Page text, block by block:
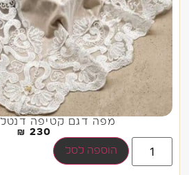
מפה דגם קטיפה דנטל 2.5 מטר
230
₪
הוספה לסל